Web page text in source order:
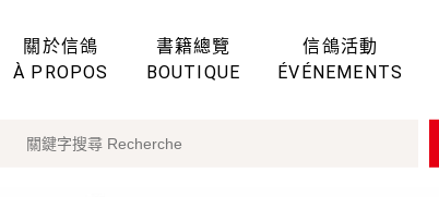
關於信鴿
À PROPOS
書籍總覽
BOUTIQUE
信鴿活動
ÉVÉNEMENTS